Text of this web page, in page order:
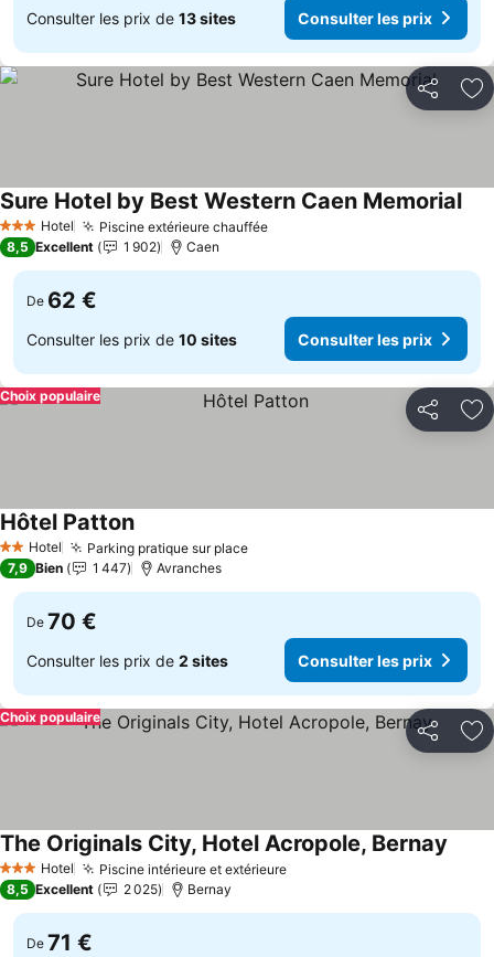
Consulter les prix de 13 sites Consulter les prix
Partager
3 ÉtoilesHotel Piscine extérieure chauffée
Sure Hotel by Best Western Caen Memorial
8,5 Excellent 1 902 Caen
De 62 €
Consulter les prix de 10 sites Consulter les prix
Partager
Choix populaire
2 Étoiles
Hotel Parking pratique sur place
Hôtel Patton
7,9 Bien 1 447 Avranches
De 70 €
Consulter les prix de 2 sites Consulter les prix
Partager
Choix populaire
3 ÉtoilesHotel Piscine intérieure et extérieure
The Originals City, Hotel Acropole, Bernay
8,5 Excellent 2 025 Bernay
De 71 €